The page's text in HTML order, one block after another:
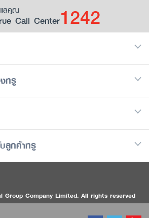
แลคุณ
Call Center1242
บทรูยู (True Smart Merchant)
iOS / Android
ทรู
ล็ค
ลูกค้าทรู
Company Limited. All rights reserved